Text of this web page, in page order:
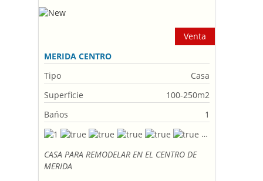
Venta
MERIDA CENTRO
Tipo
Casa
Superficie
100-250m2
Bańos
1
CASA PARA REMODELAR EN EL CENTRO DE
MERIDA